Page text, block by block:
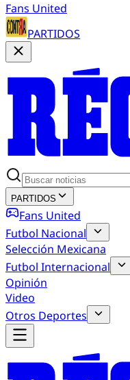
Fans United
PARTIDOS
PARTIDOS
Fans United
Futbol Nacional
Selección Mexicana
Futbol Internacional
Opinión
Video
Otros Deportes